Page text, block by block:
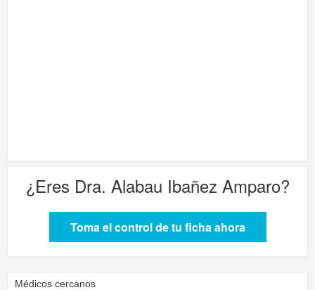
¿Eres Dra. Alabau Ibañez Amparo?
Toma el control de tu ficha ahora
Médicos cercanos